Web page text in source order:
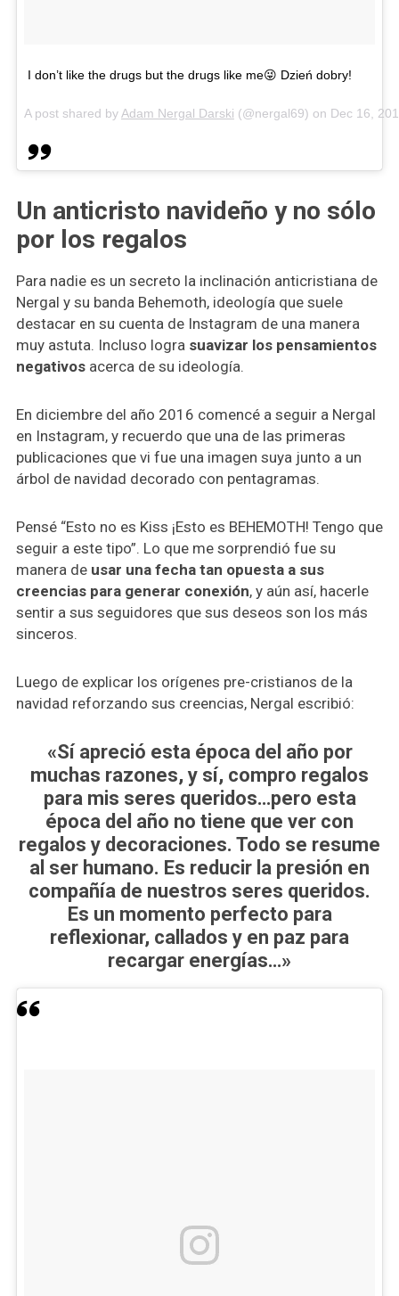
I don’t like the drugs but the drugs like me😜 Dzień dobry!
A post shared by Adam Nergal Darski (@nergal69) on Dec 16,
Un anticristo navideño y no sólo
por los regalos
Para nadie es un secreto la inclinación anticristiana de
Nergal y su banda Behemoth, ideología que suele
destacar en su cuenta de Instagram de una manera
muy astuta. Incluso lograsuavizar los pensamientos
negativosacerca de su ideología.
En diciembre del año 2016 comencé a seguir a Nergal
en Instagram, y recuerdo que una de las primeras
publicaciones que vi fue una imagen suya junto a un
árbol de navidad decorado con pentagramas.
Pensé “Esto no es Kiss ¡Esto es BEHEMOTH! Tengo que
seguir a este tipo”. Lo que me sorprendió fue su
manera de usar una fecha tan opuesta a sus
creencias para generar conexión, y aún así, hacerle
sentir a sus seguidores que sus deseos son los más
sinceros.
Luego de explicar los orígenes pre-cristianos de la
navidad reforzando sus creencias, Nergal escribió:
«Sí apreció esta época del año por
muchas razones, y sí, compro regalos
para mis seres queridos…pero esta
época del año no tiene que ver con
regalos y decoraciones. Todo se resume
al ser humano. Es reducir la presión en
compañía de nuestros seres queridos.
Es un momento perfecto para
reflexionar, callados y en paz para
recargar energías…»